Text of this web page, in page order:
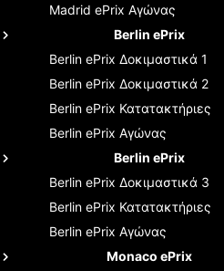
Madrid ePrix Αγώνας
Berlin ePrix
Berlin ePrix Δοκιμαστικά 1
Berlin ePrix Δοκιμαστικά 2
Berlin ePrix Κατατακτήριες
Berlin ePrix Αγώνας
Berlin ePrix
Berlin ePrix Δοκιμαστικά 3
Berlin ePrix Κατατακτήριες
Berlin ePrix Αγώνας
Monaco ePrix